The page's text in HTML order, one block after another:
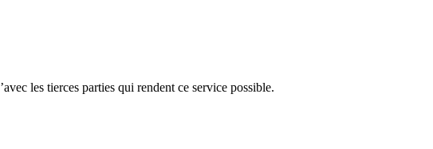
les tierces parties qui rendent ce service possible.